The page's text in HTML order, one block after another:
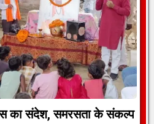
का संदेश, समरसता के संकल्प